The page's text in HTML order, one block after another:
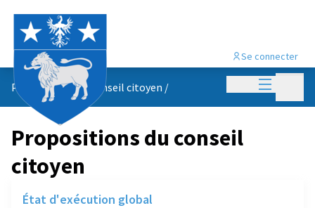
Menu
Se connecter
Propositions du conseil citoyen /
Propositions du conseil
citoyen
État d'exécution global